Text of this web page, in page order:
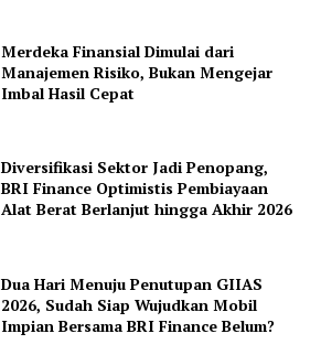
Merdeka Finansial Dimulai dari
Manajemen Risiko, Bukan Mengejar
Imbal Hasil Cepat
Diversifikasi Sektor Jadi Penopang,
BRI Finance Optimistis Pembiayaan
Alat Berat Berlanjut hingga Akhir 2026
Dua Hari Menuju Penutupan GIIAS
2026, Sudah Siap Wujudkan Mobil
Impian Bersama BRI Finance Belum?